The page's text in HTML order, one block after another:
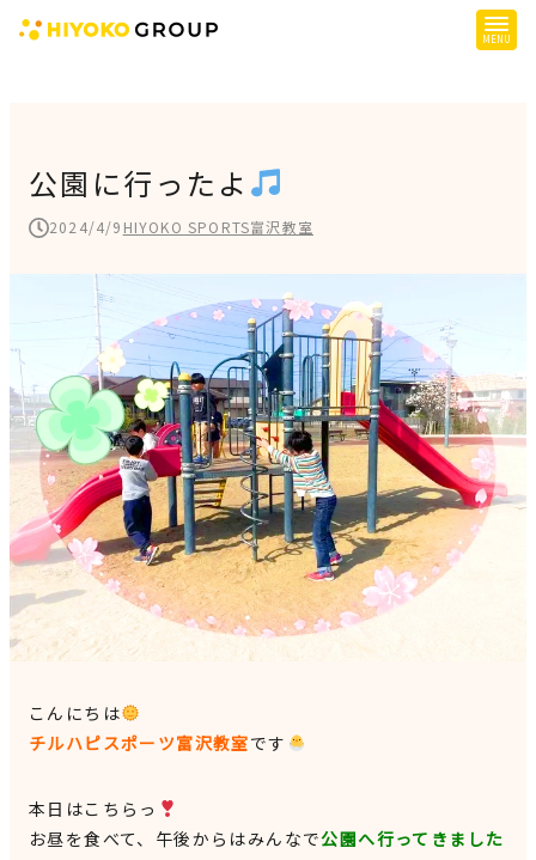
提供サービス
子育て支援
障がい児支援
障がい者支援
施設一覧
会社概要
お知らせ
採用情報
施設空き状況はこちら
見学申込・お問合せ
公園に行ったよ
2024/4/9 HIYOKO SPORTS富沢教室
こんにちは
チルハピスポーツ富沢教室です
本日はこちらっ
お昼を食べて、午後からはみんなで公園へ行ってきました